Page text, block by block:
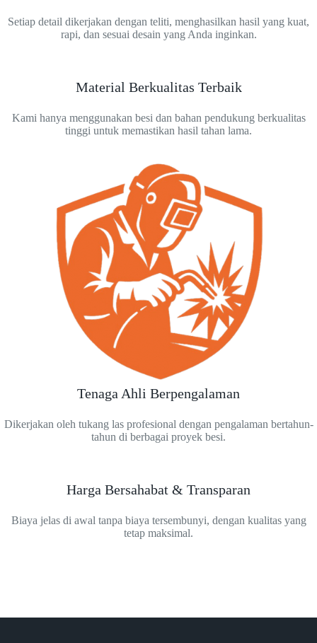
Setiap detail dikerjakan dengan teliti, menghasilkan hasil yang kuat,
rapi, dan sesuai desain yang Anda inginkan.
Material Berkualitas Terbaik
Kami hanya menggunakan besi dan bahan pendukung berkualitas
tinggi untuk memastikan hasil tahan lama.
Tenaga Ahli Berpengalaman
Dikerjakan oleh tukang las profesional dengan pengalaman bertahun-
tahun di berbagai proyek besi.
Harga Bersahabat & Transparan
Biaya jelas di awal tanpa biaya tersembunyi, dengan kualitas yang
tetap maksimal.